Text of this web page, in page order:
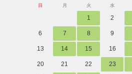
日 月 火 水
1 2
6 7 8 9
13 14 15 16
20 21 22 23